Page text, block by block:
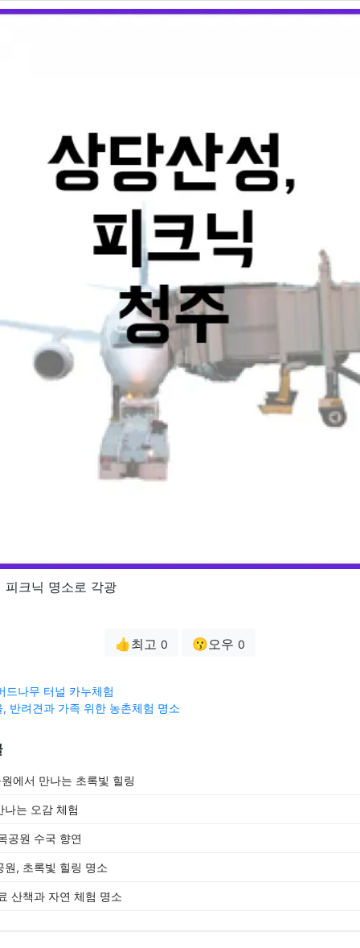
크닉 명소로 각광
👍최고 0 😗오우 0
드나무 터널 카누체험
반려견과 가족 위한 농촌체험 명소
에서 만나는 초록빛 힐링
나는 오감 체험
공원 수국 향연
원, 초록빛 힐링 명소
산책과 자연 체험 명소